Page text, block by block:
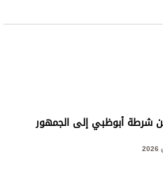
شرطة أبوظبي إلى الجمهور